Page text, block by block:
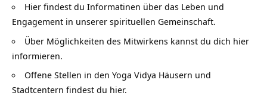
Hier findest du Informatinen über das Leben und
Engagement in unserer spirituellen Gemeinschaft.
Über Möglichkeiten des Mitwirkens kannst du dich hier
informieren.
Offene Stellen in den Yoga Vidya Häusern und
Stadtcentern findest du hier.